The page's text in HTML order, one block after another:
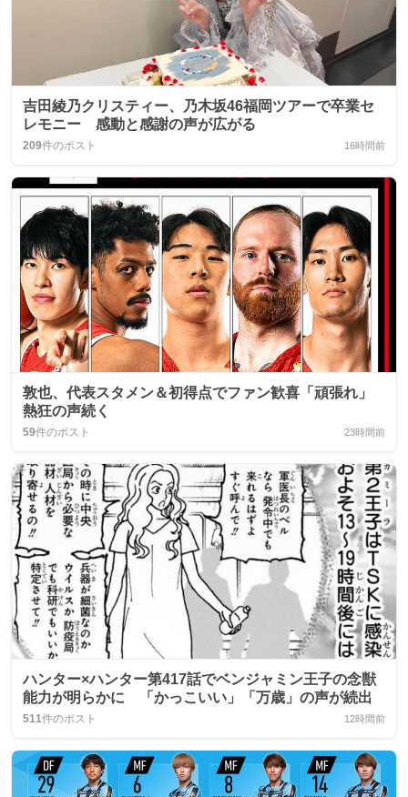
吉田綾乃クリスティー、乃木坂46福岡ツアーで卒業セ
レモニー 感動と感謝の声が広がる
209件のポスト 16時間前
敦也、代表スタメン＆初得点でファン歓喜「頑張れ」
熱狂の声続く
59件のポスト 23時間前
ハンター×ハンター第417話でベンジャミン王子の念獣
能力が明らかに 「かっこいい」「万歳」の声が続出
511件のポスト 12時間前